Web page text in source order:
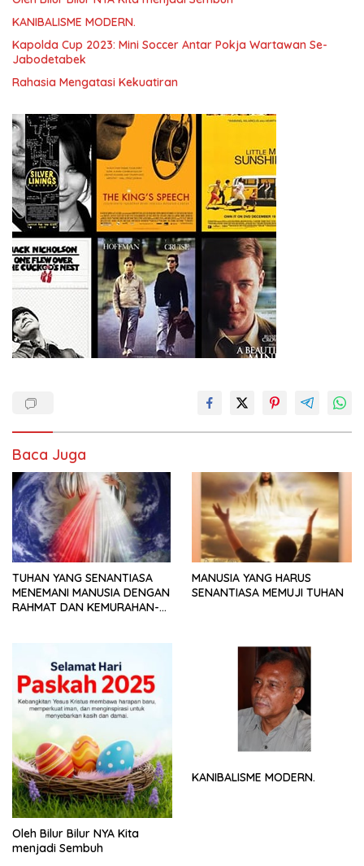
KANIBALISME MODERN.
Kapolda Cup 2023: Mini Soccer Antar Pokja Wartawan Se-
Jabodetabek
Rahasia Mengatasi Kekuatiran
Baca Juga
TUHAN YANG SENANTIASA
MENEMANI MANUSIA DENGAN
RAHMAT DAN KEMURAHAN-
MANUSIA YANG HARUS
SENANTIASA MEMUJI TUHAN
Oleh Bilur Bilur NYA Kita
menjadi Sembuh
KANIBALISME MODERN.